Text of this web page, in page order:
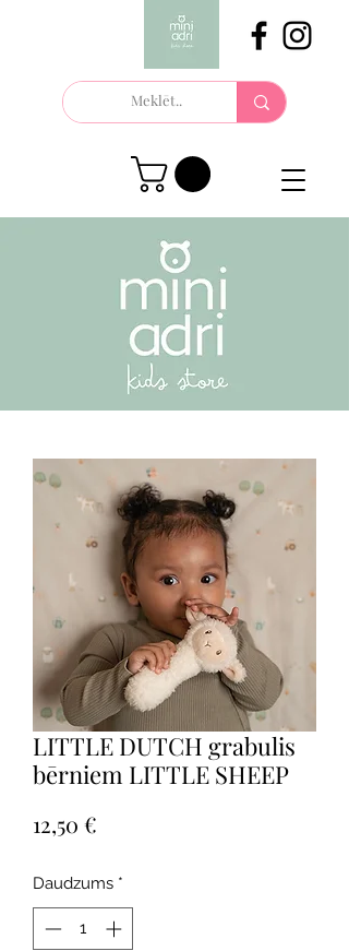
LITTLE DUTCH grabulis
bērniem LITTLE SHEEP
12,50 €
Daudzums *